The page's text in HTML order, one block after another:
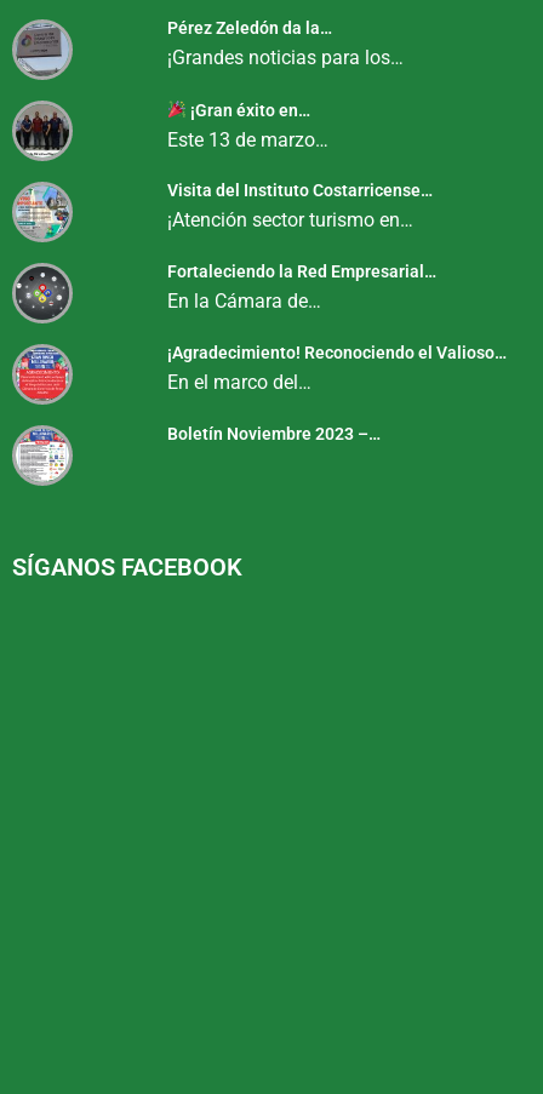
Pérez Zeledón da la…
¡Grandes noticias para los…
¡Gran éxito en…
Este 13 de marzo…
Visita del Instituto Costarricense…
¡Atención sector turismo en…
Fortaleciendo la Red Empresarial…
En la Cámara de…
¡Agradecimiento! Reconociendo el Valioso…
En el marco del…
Boletín Noviembre 2023 –…
SÍGANOS FACEBOOK